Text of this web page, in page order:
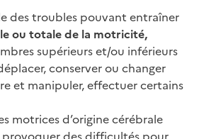
des troubles pouvant entraîner
ou totale de la motricité,
supérieurs et/ou inférieurs
conserver ou changer
et manipuler, effectuer certains
motrices d’origine cérébrale